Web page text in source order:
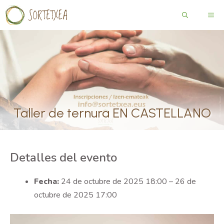
Saltar
al
contenido
Taller de ternura EN CASTELLANO
Detalles del evento
Fecha: 24 de octubre de 2025 18:00 – 26 de
octubre de 2025 17:00